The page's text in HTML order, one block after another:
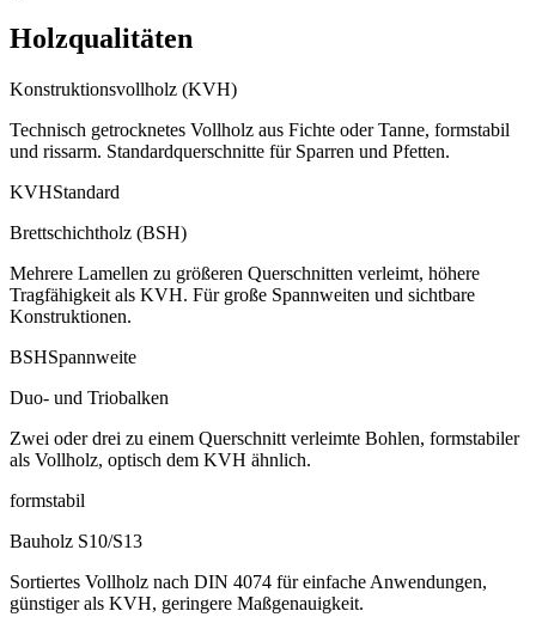
Holzqualitäten
Konstruktionsvollholz (KVH)
Technisch getrocknetes Vollholz aus Fichte oder Tanne, formstabil
und rissarm. Standardquerschnitte für Sparren und Pfetten.
KVHStandard
Brettschichtholz (BSH)
Mehrere Lamellen zu größeren Querschnitten verleimt, höhere
Tragfähigkeit als KVH. Für große Spannweiten und sichtbare
Konstruktionen.
BSHSpannweite
Duo- und Triobalken
Zwei oder drei zu einem Querschnitt verleimte Bohlen, formstabiler
als Vollholz, optisch dem KVH ähnlich.
formstabil
Bauholz S10/S13
Sortiertes Vollholz nach DIN 4074 für einfache Anwendungen,
günstiger als KVH, geringere Maßgenauigkeit.